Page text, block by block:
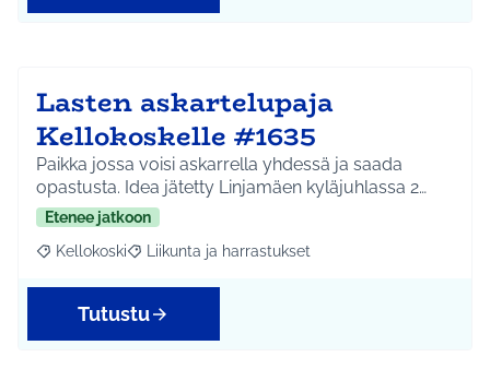
Lasten askartelupaja
Kellokoskelle #1635
Paikka jossa voisi askarrella yhdessä ja saada
opastusta. Idea jätetty Linjamäen kyläjuhlassa 2…
Etenee jatkoon
Rajaa tulokset aihepiirin mukaan: Kellokoski
Kellokoski Rajaa tulokset teeman mukaan: Liikunta ja
Liikunta ja harrastukset
Tutustu